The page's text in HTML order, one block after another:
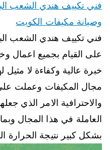
وصيانة مكيفات الكويت
فني تكييف هندي الشعب
على القيام بجميع اعمال
خبرة عالية وكفاءة لا
مجال المكيفات وعملت
والاحترافية الامر الذي
العاملة في هذا المجال
بشكل كبير نتيجة الحرارة